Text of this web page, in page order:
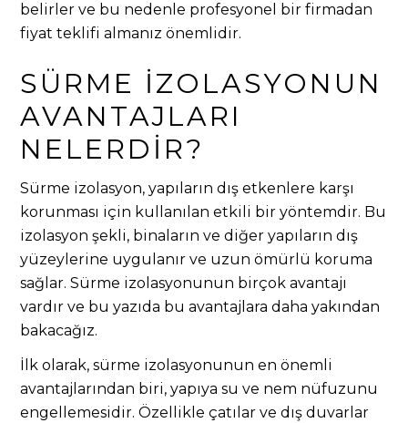
belirler ve bu nedenle profesyonel bir firmadan
fiyat teklifi almanız önemlidir.
SÜRME İZOLASYONUN
AVANTAJLARI
NELERDIR?
Sürme izolasyon, yapıların dış etkenlere karşı
korunması için kullanılan etkili bir yöntemdir. Bu
izolasyon şekli, binaların ve diğer yapıların dış
yüzeylerine uygulanır ve uzun ömürlü koruma
sağlar. Sürme izolasyonunun birçok avantajı
vardır ve bu yazıda bu avantajlara daha yakından
bakacağız.
İlk olarak, sürme izolasyonunun en önemli
avantajlarından biri, yapıya su ve nem nüfuzunu
engellemesidir. Özellikle çatılar ve dış duvarlar